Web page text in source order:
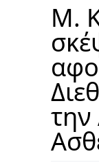
M.